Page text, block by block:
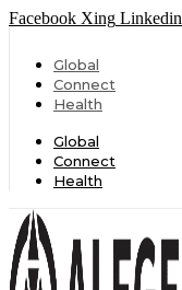
Facebook Xing Linkedin
Global
Connect
Health
Global
Connect
Health